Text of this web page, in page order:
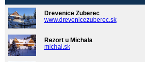
Drevenice Zuberec
www.drevenicezuberec.sk
Rezort u Michala
michal.sk